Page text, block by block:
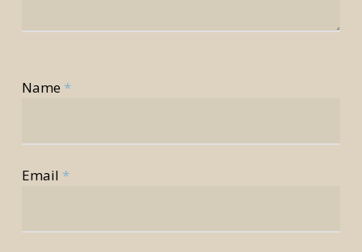
Name *
Email *